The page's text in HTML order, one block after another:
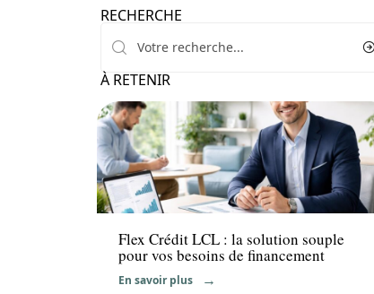
RECHERCHE
À RETENIR
News
Flex Crédit LCL : la solution souple
pour vos besoins de financement
En savoir plus